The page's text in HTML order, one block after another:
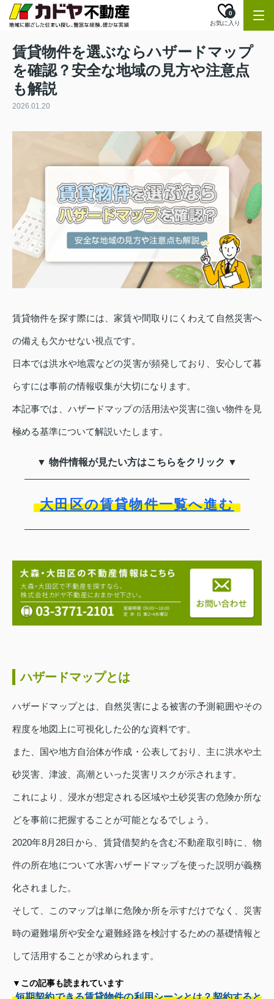
お気に入り
0
賃貸物件を選ぶならハザードマップ
を確認？安全な地域の見方や注意点
も解説
2026.01.20
賃貸物件を探す際には、家賃や間取りにくわえて自然災害へ
の備えも欠かせない視点です。
日本では洪水や地震などの災害が頻発しており、安心して暮
らすには事前の情報収集が大切になります。
本記事では、ハザードマップの活用法や災害に強い物件を見
極める基準について解説いたします。
▼ 物件情報が見たい方はこちらをクリック ▼
大田区の賃貸物件一覧へ進む
ハザードマップとは
ハザードマップとは、自然災害による被害の予測範囲やその
程度を地図上に可視化した公的な資料です。
また、国や地方自治体が作成・公表しており、主に洪水や土
砂災害、津波、高潮といった災害リスクが示されます。
これにより、浸水が想定される区域や土砂災害の危険か所な
どを事前に把握することが可能となるでしょう。
2020年8月28日から、賃貸借契約を含む不動産取引時に、物
件の所在地について水害ハザードマップを使った説明が義務
化されました。
そして、このマップは単に危険か所を示すだけでなく、災害
時の避難場所や安全な避難経路を検討するための基礎情報と
して活用することが求められます。
▼この記事も読まれています